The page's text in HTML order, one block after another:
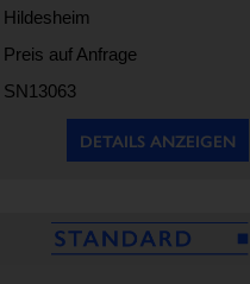
Hildesheim
Preis auf Anfrage
SN13063
DETAILS ANZEIGEN